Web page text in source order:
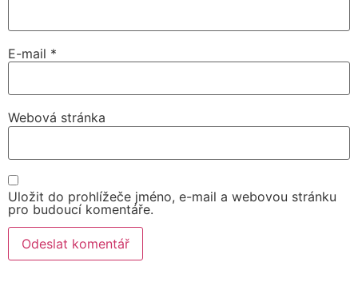
E-mail *
Webová stránka
Uložit do prohlížeče jméno, e-mail a webovou stránku
pro budoucí komentáře.